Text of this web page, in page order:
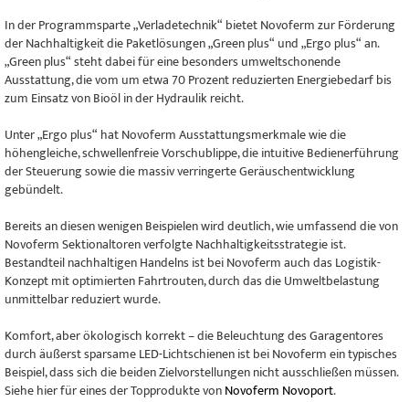
In der Programmsparte „Verladetechnik“ bietet Novoferm zur Förderung
der Nachhaltigkeit die Paketlösungen „Green plus“ und „Ergo plus“ an.
„Green plus“ steht dabei für eine besonders umweltschonende
Ausstattung, die vom um etwa 70 Prozent reduzierten Energiebedarf bis
zum Einsatz von Bioöl in der Hydraulik reicht.
Unter „Ergo plus“ hat Novoferm Ausstattungsmerkmale wie die
höhengleiche, schwellenfreie Vorschublippe, die intuitive Bedienerführung
der Steuerung sowie die massiv verringerte Geräuschentwicklung
gebündelt.
Bereits an diesen wenigen Beispielen wird deutlich, wie umfassend die von
Novoferm Sektionaltoren verfolgte Nachhaltigkeitsstrategie ist.
Bestandteil nachhaltigen Handelns ist bei Novoferm auch das Logistik-
Konzept mit optimierten Fahrtrouten, durch das die Umweltbelastung
unmittelbar reduziert wurde.
Komfort, aber ökologisch korrekt – die Beleuchtung des Garagentores
durch äußerst sparsame LED-Lichtschienen ist bei Novoferm ein typisches
Beispiel, dass sich die beiden Zielvorstellungen nicht ausschließen müssen.
Siehe hier für eines der Topprodukte vonNovoferm Novoport.